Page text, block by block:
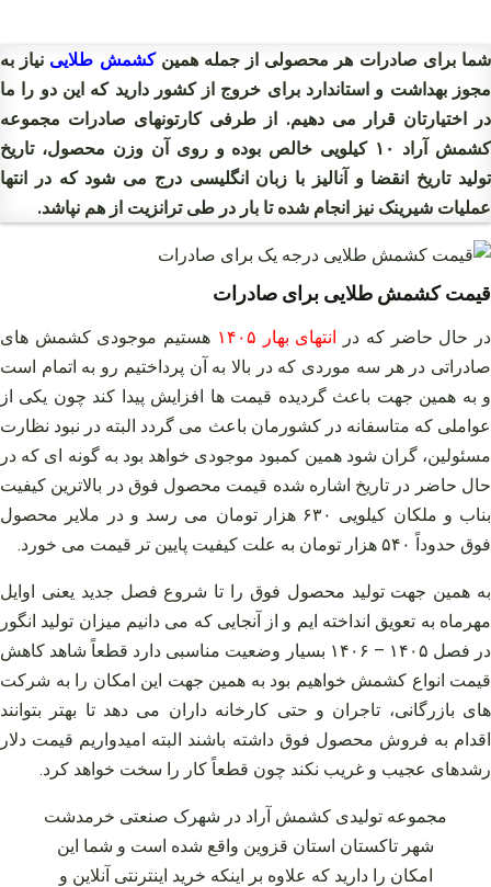
شما برای صادرات هر محصولی از جمله همینکشمش طلایی نیاز به
مجوز بهداشت و استاندارد برای خروج از کشور دارید که این دو را ما
در اختیارتان قرار می دهیم. از طرفی کارتونهای صادرات مجموعه
کشمش آراد ۱۰ کیلویی خالص بوده و روی آن
وزن محصول، تاریخ
تولید تاریخ انقضا و آنالیز با زبان انگلیسی درج می شود که در انتها
عملیات شیرینک نیز انجام شده تا بار در طی ترانزیت از هم نپاشد.
قیمت کشمش طلایی برای صادرات
در حال حاضر که در انتهای بهار ۱۴۰۵
هستیم موجودی کشمش‌ های
صادراتی در هر سه موردی که در بالا به آن پرداختیم رو به اتمام است
و به همین جهت باعث گردیده قیمت‌ ها افزایش پیدا کند چون یکی از
عواملی که متاسفانه در کشورمان باعث می‌ گردد البته در نبود نظارت
مسئولین، گران شود همین کمبود موجودی خواهد بود به گونه‌ ای که در
حال حاضر در تاریخ اشاره شده قیمت محصول فوق در بالاترین کیفیت
بناب و ملکان کیلویی ۶۳۰ هزار تومان می‌ رسد و در ملایر محصول
فوق حدوداً ۵۴۰ هزار تومان به علت کیفیت پایین تر قیمت می‌ خورد.
به همین جهت تولید محصول فوق را تا شروع فصل جدید یعنی اوایل
مهرماه به تعویق انداخته‌ ایم و از آنجایی که می‌ دانیم میزان تولید انگور
در فصل ۱۴۰۵ – ۱۴۰۶ بسیار وضعیت مناسبی دارد قطعاً شاهد کاهش
قیمت انواع کشمش خواهیم بود به همین جهت این امکان را به شرکت‌
های بازرگانی، تاجران و حتی کارخانه داران می‌ دهد تا بهتر بتوانند
اقدام به فروش محصول فوق داشته باشند البته امیدواریم قیمت دلار
رشدهای عجیب و غریب نکند چون قطعاً کار را سخت خواهد کرد.
مجموعه تولیدی کشمش آراد در شهرک صنعتی خرمدشت
شهر تاکستان استان قزوین واقع شده است و شما این
امکان را دارید که علاوه بر اینکه خرید اینترنتی آنلاین و